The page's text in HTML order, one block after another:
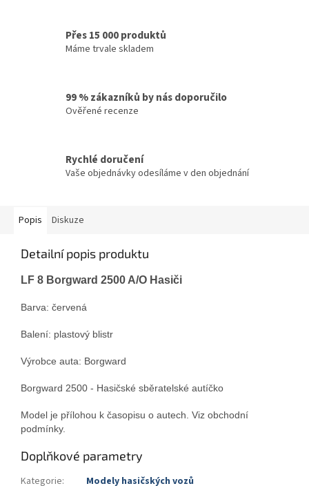
Přes 15 000 produktů
Máme trvale skladem
99 % zákazníků by nás doporučilo
Ověřené recenze
Rychlé doručení
Vaše objednávky odesíláme v den objednání
Popis Diskuze
Detailní popis produktu
LF 8 Borgward 2500 A/O Hasiči
Barva: červená
Balení: plastový blistr
Výrobce auta: Borgward
Borgward 2500 - Hasičské sběratelské autíčko
Model je přílohou k časopisu o autech. Viz obchodní
podmínky.
Doplňkové parametry
Kategorie: Modely hasičských vozů